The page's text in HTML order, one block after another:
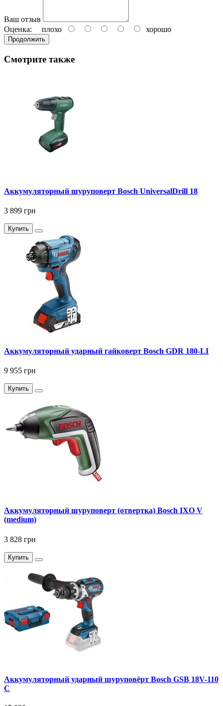
Ваш отзыв
Оценка: плохо хорошо
Продолжить
Смотрите также
Аккумуляторный шуруповерт Bosch UniversalDrill 18
3 899 грн
Купить
Аккумуляторный ударный гайковерт Bosch GDR 180-LI
9 955 грн
Купить
Аккумуляторный шуруповерт (отвертка) Bosch IXO V
(medium)
3 828 грн
Купить
Аккумуляторный ударный шуруповёрт Bosch GSB 18V-110
C